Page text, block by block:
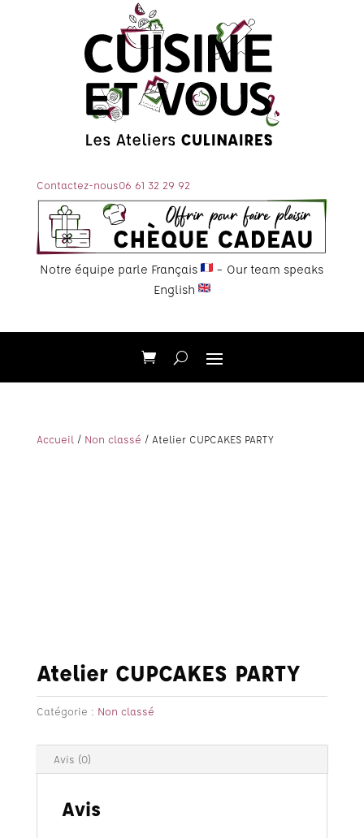
Contactez-nous06 61 32 29 92
Notre équipe parle Français
– Our team speaks
English
Accueil / Non classé / Atelier CUPCAKES PARTY
Atelier CUPCAKES PARTY
Catégorie : Non classé
Avis (0)
Avis